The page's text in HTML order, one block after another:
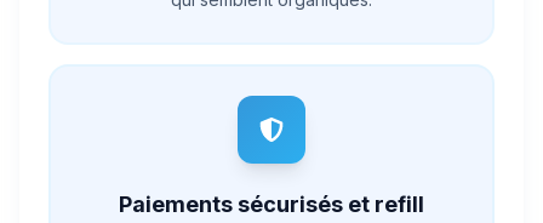
Paiements sécurisés et refill